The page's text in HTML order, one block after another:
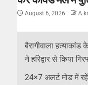
August 6, 2026 A
बैरागीवाला
ने हरिद्वार से किया
24×7 अलर्ट मोड में